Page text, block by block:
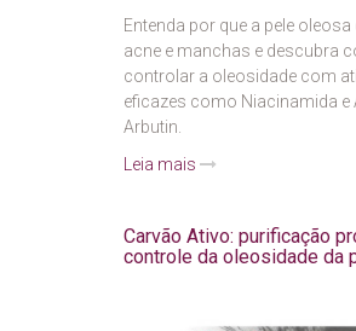
Entenda por que a pele
acne e manchas e descubra
controlar a oleosidade com
eficazes como Niacinamida e
Arbutin.
Leia mais
Carvão Ativo: purificação
controle da oleosidade da